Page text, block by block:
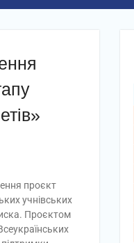
проєкт
учнівських
Проєктом